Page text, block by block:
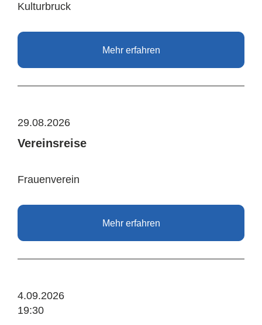
Kulturbruck
Mehr erfahren
29.08.2026
Vereinsreise
Frauenverein
Mehr erfahren
4.09.2026
19:30